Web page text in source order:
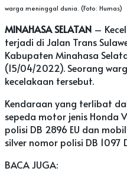
warga meninggal dunia. (Foto: Humas)
MINAHASA SELATAN –
terjadi di Jalan Trans
Kabupaten Minahasa
(15/04/2022). Seorang
kecelakaan tersebut.
Kendaraan yang terlibat
sepeda motor jenis Honda
polisi DB 2896 EU dan
silver nomor polisi DB 1097
BACA JUGA: